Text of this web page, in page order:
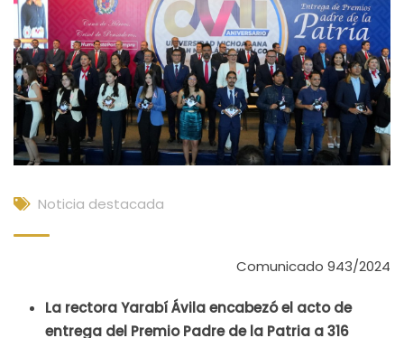
Noticia destacada
Comunicado 943/2024
La rectora Yarabí Ávila encabezó el acto de
entrega del Premio Padre de la Patria a 316